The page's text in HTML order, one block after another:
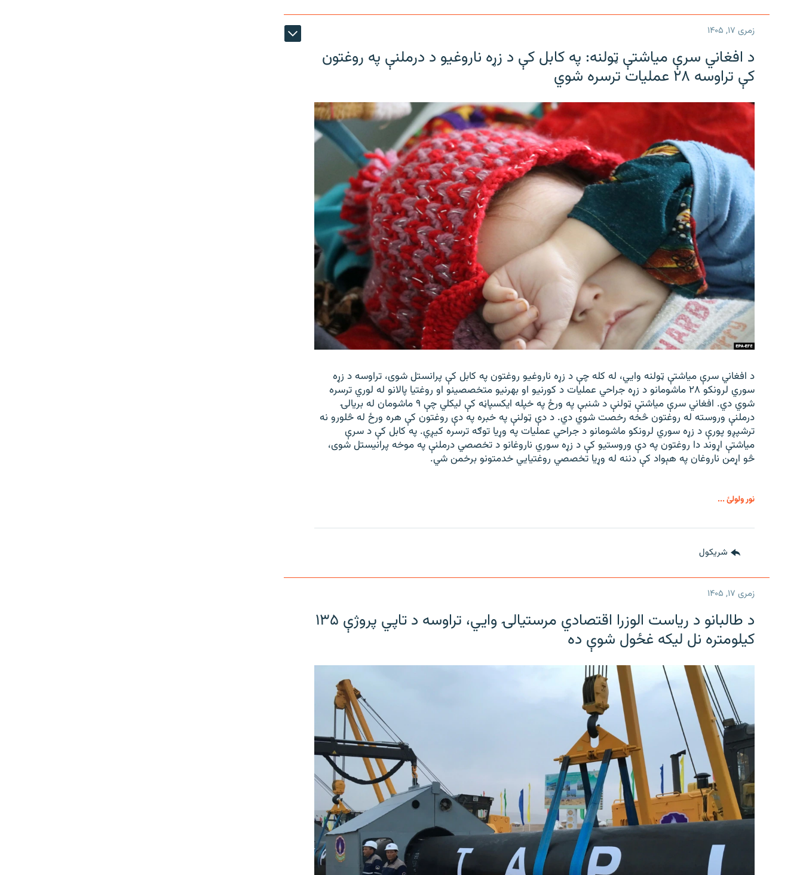
زمری ۱۷, ۱۴۰۵
د افغاني سرې میاشتې ټولنه: په کابل کې د زړه ناروغیو د درملنې په روغتون
کې تراوسه ۲۸ عملیات ترسره شوي
د افغاني سرې میاشتې ټولنه وایي، له کله چې د زړه ناروغیو روغتون په کابل کې پرانستل شوی، تراوسه د زړه
سوري لرونکو ۲۸ ماشومانو د زړه جراحي عملیات د کورنیو او بهرنیو متخصصینو او روغتیا پالانو له لوري ترسره
شوي دي. افغاني سرې میاشتې ټولنې د شنبې په ورځ په خپله ایکسپاڼه کې لیکلي چې ۹ ماشومان له بریالۍ
درملنې وروسته له روغتون څخه رخصت شوي دي. د دې ټولنې په خبره په دې روغتون کې هره ورځ له څلورو نه
ترشپږو پورې د زړه سوري لرونکو ماشومانو د جراحي عملیات په وړیا توګه ترسره کیږي. په کابل کې د سرې
میاشتې اړوند دا روغتون په دې وروستیو کې د زړه سوري ناروغانو د تخصصي درملنې په موخه پرانیستل شوی،
څو اړمن ناروغان په هېواد کې دننه له وړیا تخصصي روغتیايي خدمتونو برخمن شي.
نور ولولئ ...
شريکول
زمری ۱۷, ۱۴۰۵
د طالبانو د ریاست الوزرا اقتصادي مرستیالۍ وایي، تراوسه د تاپي پروژې ۱۳۵
کیلومتره نل لیکه غځول شوې ده